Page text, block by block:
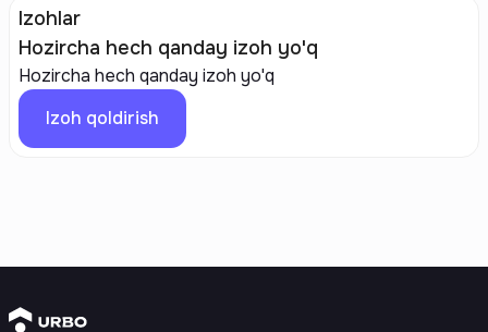
Izohlar
Hozircha hech qanday izoh yo'q
Hozircha hech qanday izoh yo'q
Izoh qoldirish